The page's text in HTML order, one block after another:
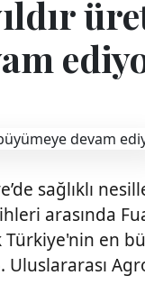
sağlıklı
arasında
Türkiye'nin en